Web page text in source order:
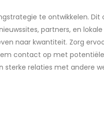
te ontwikkelen.
partners, en lokale
naar kwantiteit. Zorg
contact op met
relaties met andere